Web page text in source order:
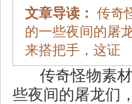
文章导读： 传奇
的一些夜间的屠
来搭把手，这证
传奇怪物素
些夜间的屠龙们